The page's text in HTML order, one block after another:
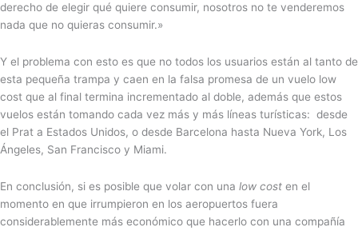
derecho de elegir qué quiere consumir, nosotros no te venderemos
nada que no quieras consumir.»
Y el problema con esto es que no todos los usuarios están al tanto de
esta pequeña trampa y caen en la falsa promesa de un vuelo low
cost que al final termina incrementado al doble, además que estos
vuelos están tomando cada vez más y más líneas turísticas: desde
el Prat a Estados Unidos, o desde Barcelona hasta Nueva York, Los
Ángeles, San Francisco y Miami.
En conclusión, si es posible que volar con una low cost en el
momento en que irrumpieron en los aeropuertos fuera
considerablemente más económico que hacerlo con una compañía